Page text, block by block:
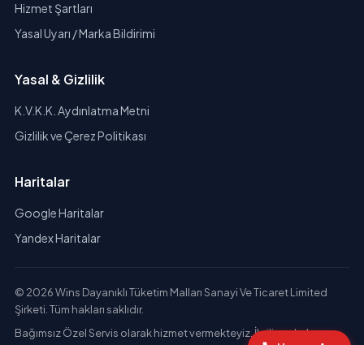
Hizmet Şartları
Yasal Uyarı / Marka Bildirimi
Yasal & Gizlilik
K.V.K.K. Aydınlatma Metni
Gizlilik ve Çerez Politikası
Haritalar
Google Haritalar
Yandex Haritalar
© 2026 Wins Dayanıklı Tüketim Malları Sanayi Ve Ticaret Limited
Şirketi. Tüm hakları saklıdır.
Bağımsız Özel Servis olarak hizmet vermekteyiz. İlgili markaların